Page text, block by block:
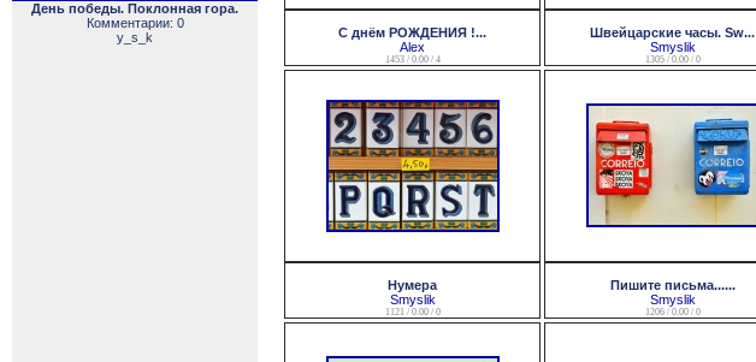
День победы. Поклонная гора.
Комментарии: 0
y_s_k
С днём РОЖДЕНИЯ !...
Alex
1453 / 0.00 / 4
Швейцарские часы. Sw...
Smyslik
1305 / 0.00 / 0
Нумера
Smyslik
1121 / 0.00 / 0
Пишите письма......
Smyslik
1206 / 0.00 / 0